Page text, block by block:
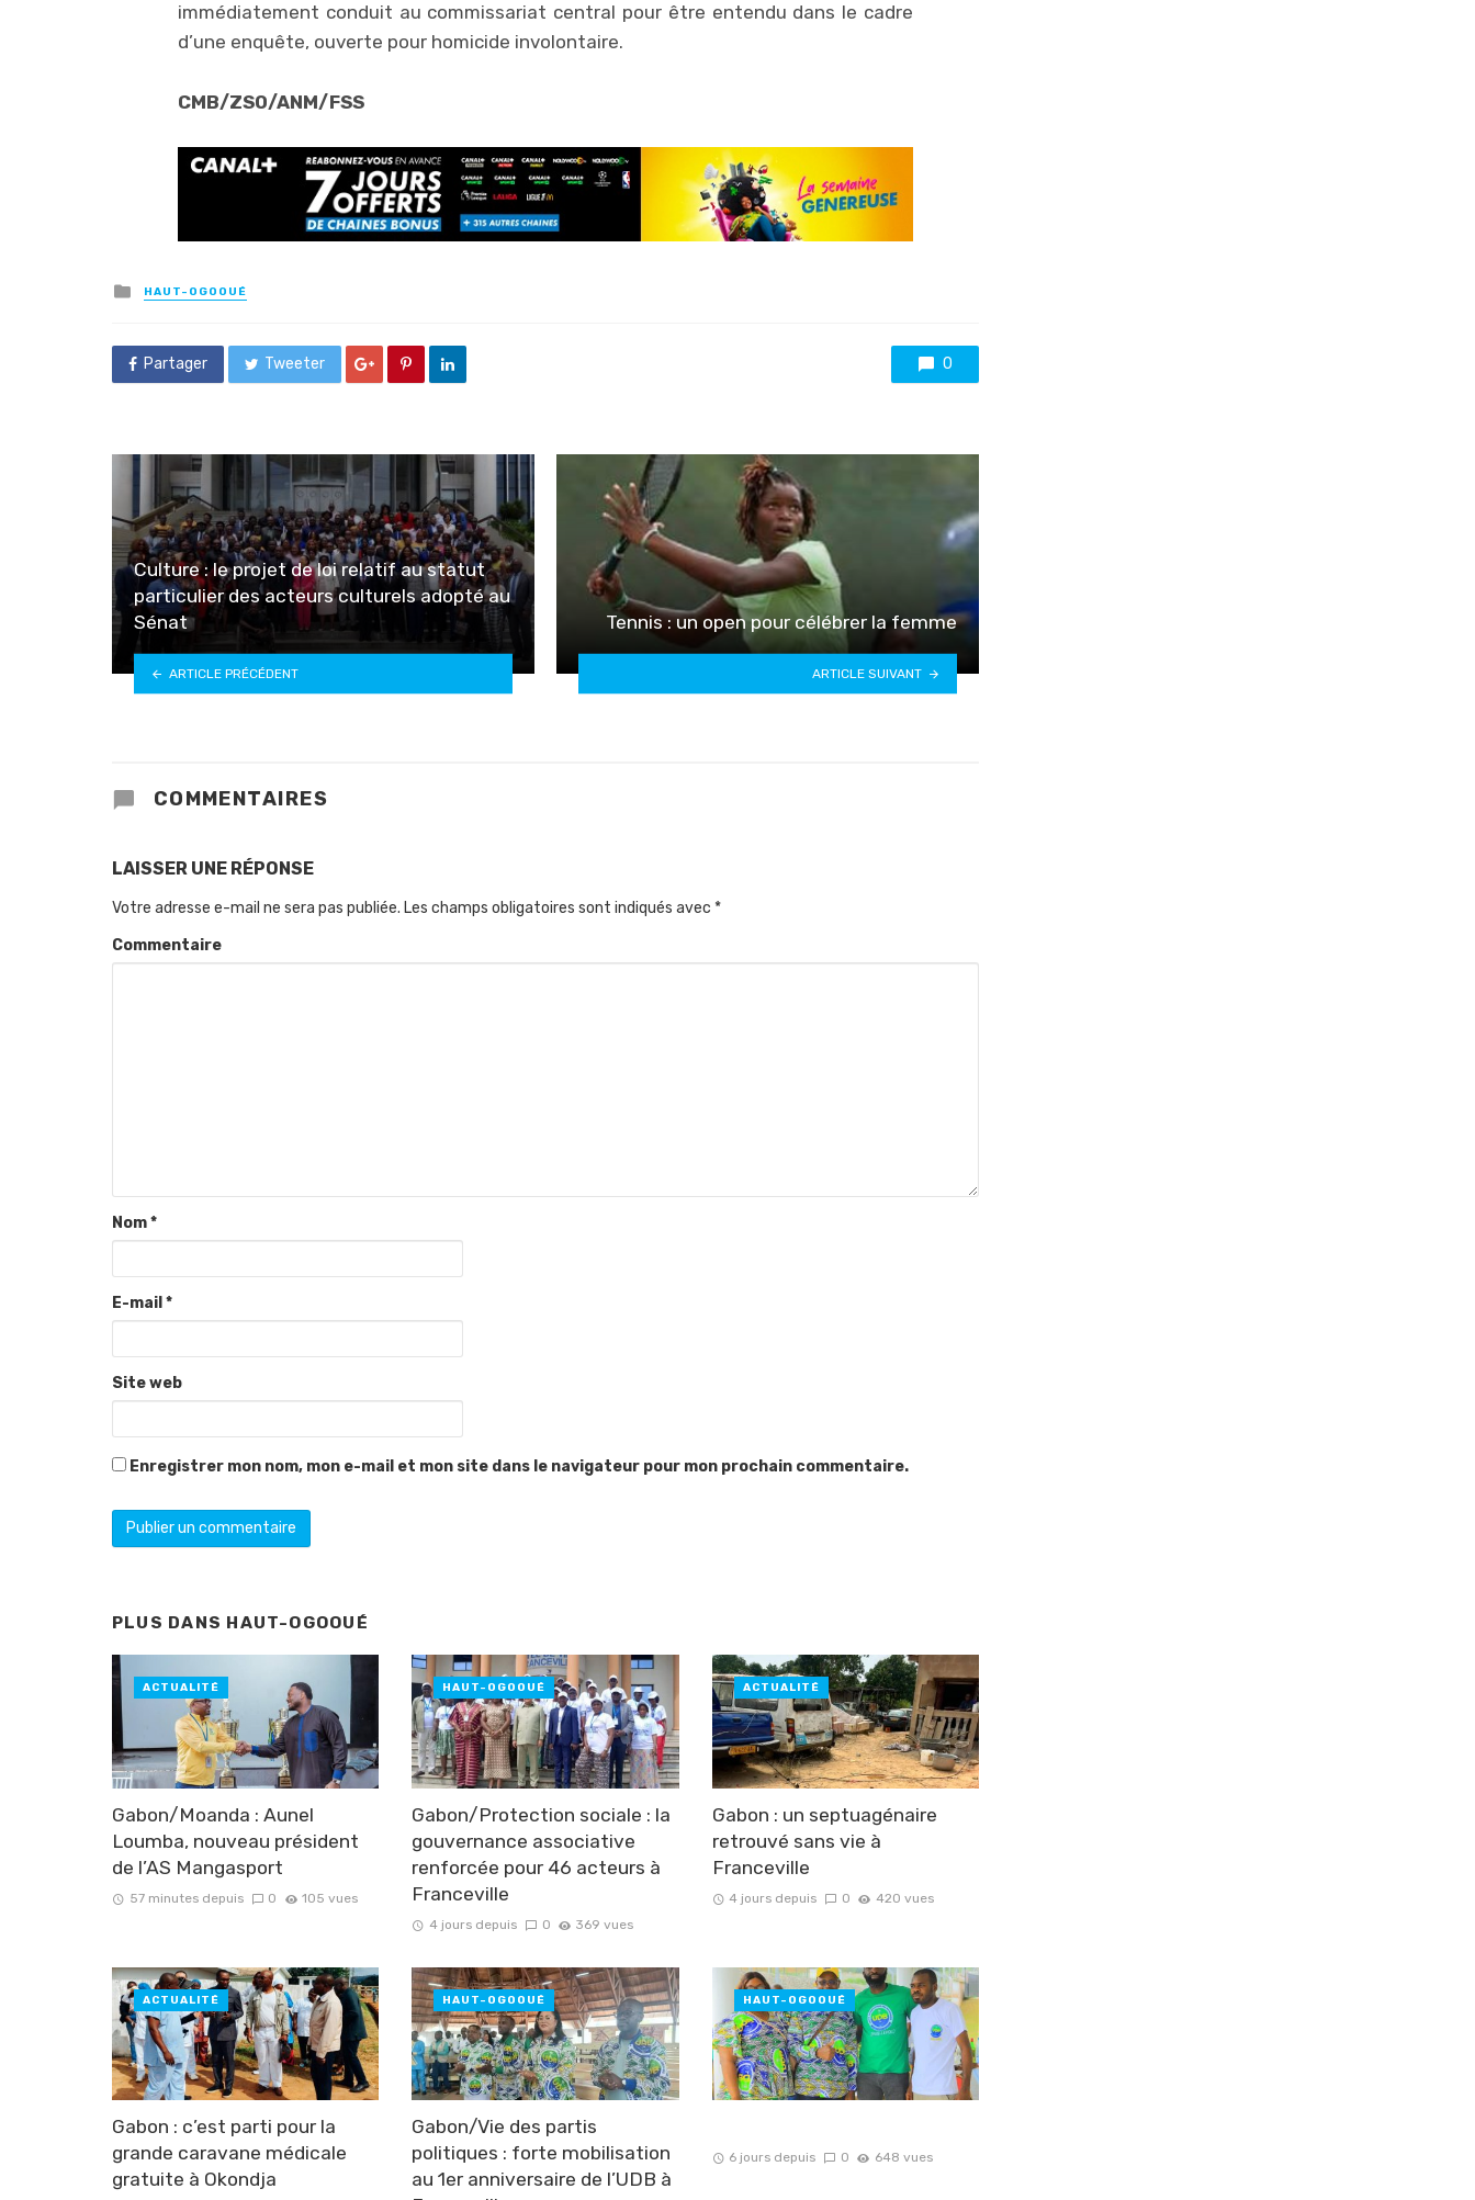
immédiatement conduit au commissariat central pour être entendu dans le cadre
d’une enquête, ouverte pour homicide involontaire.
CMB/ZSO/ANM/FSS
Posted
in
HAUT-OGOOUÉ
Partager Tweeter 0
Culture : le projet de loi relatif au statut
particulier des acteurs culturels adopté au
Sénat
ARTICLE PRÉCÉDENT
Tennis : un open pour célébrer la femme
ARTICLE SUIVANT
COMMENTAIRES
LAISSER UNE RÉPONSE
Votre adresse e-mail ne sera pas publiée. Les champs obligatoires sont indiqués avec *
Commentaire
Nom*
E-mail*
Site web
Enregistrer mon nom, mon e-mail et mon site dans le navigateur pour mon prochain commentaire.
PLUS DANS HAUT-OGOOUÉ
Gabon/Moanda : Aunel
Loumba, nouveau président
de l’AS Mangasport
57 minutes depuis 0 105 vues
ACTUALITÉ
Gabon/Protection sociale : la
gouvernance associative
renforcée pour 46 acteurs à
Franceville
4 jours depuis 0 369 vues
HAUT-OGOOUÉ
Gabon : un septuagénaire
retrouvé sans vie à
Franceville
4 jours depuis 0 420 vues
ACTUALITÉ
Gabon : c’est parti pour la
grande caravane médicale
gratuite à Okondja
ACTUALITÉ
Gabon/Vie des partis
politiques : forte mobilisation
au 1er anniversaire de l’UDB à
HAUT-OGOOUÉ
6 jours depuis 0 648 vues
HAUT-OGOOUÉ